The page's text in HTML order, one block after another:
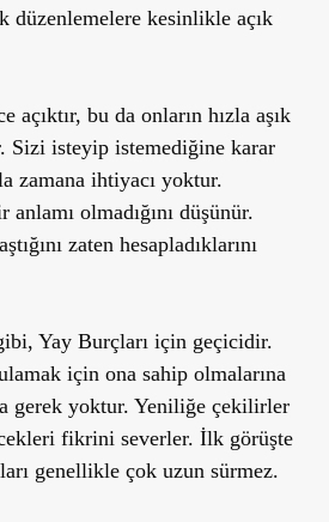
düzenlemelere kesinlikle açık
açıktır, bu da onların hızla aşık
Sizi isteyip istemediğine karar
zamana ihtiyacı yoktur.
olmadığını düşünür.
zaten hesapladıklarını
Yay Burçları için geçicidir.
için ona sahip olmalarına
gerek yoktur. Yeniliğe çekilirler
fikrini severler. İlk görüşte
genellikle çok uzun sürmez.